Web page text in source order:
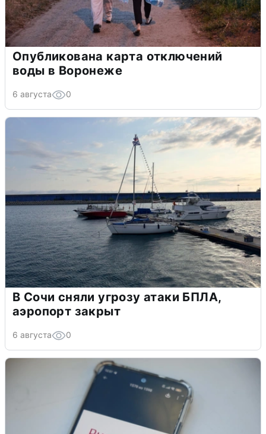
Опубликована карта отключений
воды в Воронеже
6 августа 0
В Сочи сняли угрозу атаки БПЛА,
аэропорт закрыт
6 августа 0